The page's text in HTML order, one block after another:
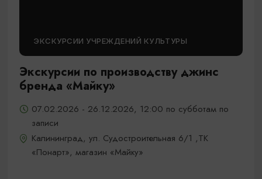
ЭКСКУРСИИ УЧРЕЖДЕНИЙ КУЛЬТУРЫ
Экскурсии по производству джинс
бренда «Майку»
07.02.2026 - 26.12.2026, 12:00 по субботам по
записи
Калининград, ул. Судостроительная 6/1 ,ТК
«Понарт», магазин «Майку»